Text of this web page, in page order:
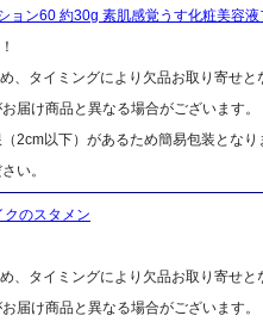
ョン60 約30g 素肌感覚うす化粧美容
、タイミングにより欠品お取り寄せ
届け商品と異なる場合がございます
2cm以下）があるため簡易包装とな
い。
のスタメン
、タイミングにより欠品お取り寄せ
届け商品と異なる場合がございます